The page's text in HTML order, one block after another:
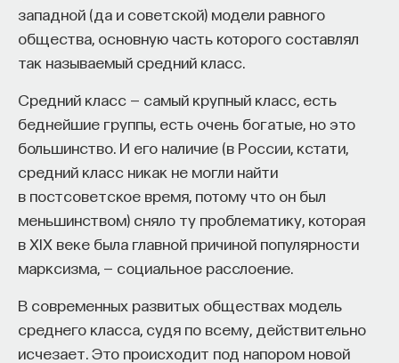
западной (да и советской) модели равного
общества, основную часть которого составлял
так называемый средний класс.
Средний класс — самый крупный класс, есть
беднейшие группы, есть очень богатые, но это
большинство. И его наличие (в России, кстати,
средний класс никак не могли найти
в постсоветское время, потому что он был
меньшинством) сняло ту проблематику, которая
в XIX веке была главной причиной популярности
марксизма, — социальное расслоение.
В современных развитых обществах модель
среднего класса, судя по всему, действительно
исчезает. Это происходит под напором новой
Химия между нейронами:
вещества, которые управляют
нами
Внеси свой вклад в дело
просвещения!